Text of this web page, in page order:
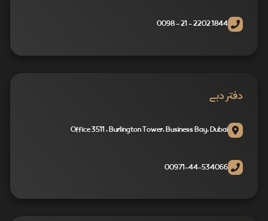
1844 2202 - 21 - 0098
دفتر دبی
Office 3511 , Burlington Tower, Business Bay, Dubai
00971-44-534066